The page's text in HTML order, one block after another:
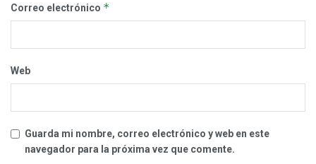
Correo electrónico *
Web
Guarda mi nombre, correo electrónico y web en este
navegador para la próxima vez que comente.